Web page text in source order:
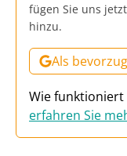
fügen Sie uns
hinzu.
Als
Wie funktioniert
erfahren Sie